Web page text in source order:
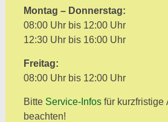
Montag – Donnerstag:
08:00 Uhr bis 12:00 Uhr
12:30 Uhr bis 16:00 Uhr
Freitag:
08:00 Uhr bis 12:00 Uhr
Bitte Service-Infosfür kurzfristige
beachten!